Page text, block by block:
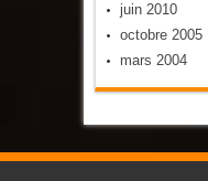
juin 2010
octobre 2005
mars 2004